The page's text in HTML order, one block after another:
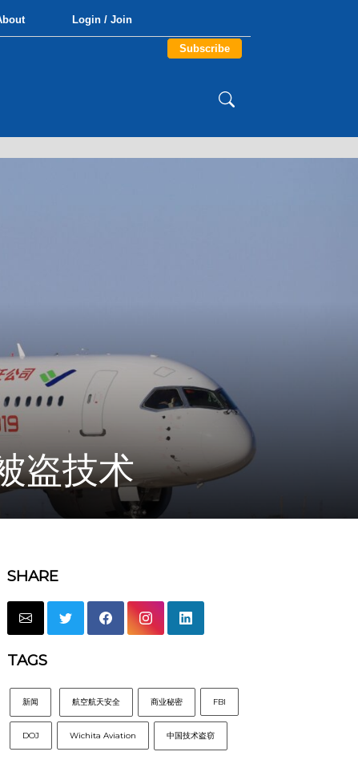
Login / Join
Subscribe
盗技术
SHARE
TAGS
新闻 航空航天安全 商业秘密 FBI
DOJ Wichita Aviation 中国技术盗窃